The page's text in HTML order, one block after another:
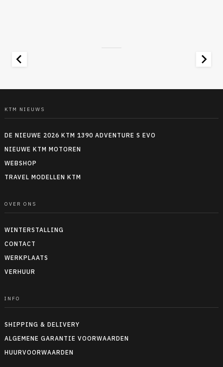
KTM NIEUWS
DE NIEUWE 2026 KTM 1390 ADVENTURE S EVO
NIEUWE KTM MOTOREN
WEBSHOP
TRAVEL MODELLEN KTM
OVER ONS
WINTERSTALLING
CONTACT
WERKPLAATS
VERHUUR
INFO
SHIPPING & DELIVERY
ALGEMENE GARANTIE VOORWAARDEN
HUURVOORWAARDEN